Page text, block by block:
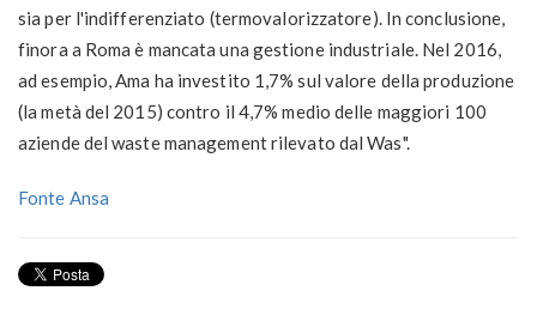
sia per l'indifferenziato (termovalorizzatore). In conclusione,
finora a Roma è mancata una gestione industriale. Nel 2016,
ad esempio, Ama ha investito 1,7% sul valore della produzione
(la metà del 2015) contro il 4,7% medio delle maggiori 100
aziende del waste management rilevato dal Was".
Fonte Ansa